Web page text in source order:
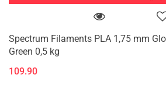
Spectrum Filaments PLA 1,75 mm
Green 0,5 kg
109.90